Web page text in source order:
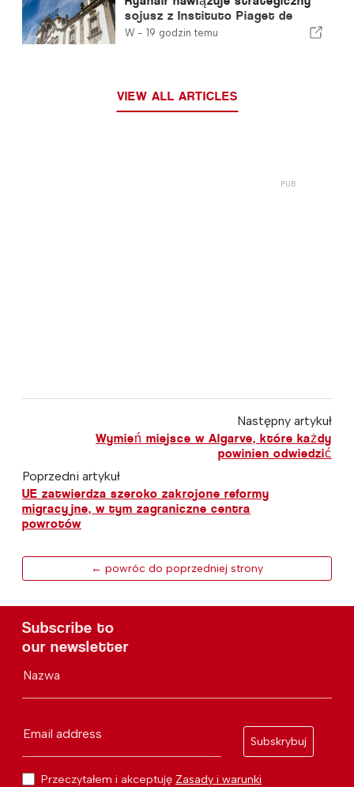
sojusz z Instituto Piaget de
Viseu w zakresie szkoleń dla
W - 19 godzin temu
VIEW ALL ARTICLES
Następny artykuł
Wymień miejsce w Algarve, które każdy
powinien odwiedzić
Poprzedni artykuł
UE zatwierdza szeroko zakrojone reformy
migracyjne, w tym zagraniczne centra
powrotów
← powróc do poprzedniej strony
Subscribe to
our newsletter
Nazwa
Email address
Subskrybuj
Przeczytałem i akceptuję Zasady i warunki